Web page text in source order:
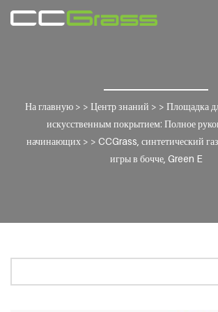
На главную > > Центр знаний > > Площадка
искусственным покрытием: Полное
начинающих > > CCGrass, синтетический
игры в бочче, Green E